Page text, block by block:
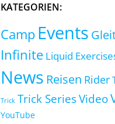
KATEGORIEN:
CampEvents
Infinite Liquid
News Reisen Rider
Trick Trick SeriesVideo
YouTube